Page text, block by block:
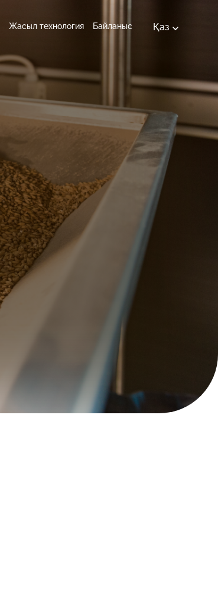
Жасыл технология Байланыс Қаз